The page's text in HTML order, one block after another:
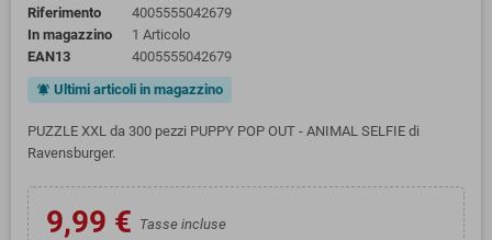
Riferimento
4005555042679
In magazzino
1 Articolo
EAN13
4005555042679
notifications_active Ultimi articoli in magazzino
PUZZLE XXL da 300 pezzi PUPPY POP OUT - ANIMAL SELFIE di
Ravensburger.
9,99 € Tasse incluse